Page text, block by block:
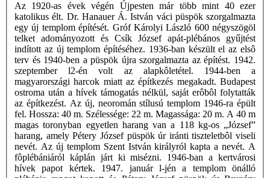
Az 1920-as évek végén Újpesten már több mint 40 ezer
katolikus élt. Dr. Hanauer Á. István váci püspök szorgalmazta
egy új templom építését. Gróf Károlyi László 600 négyszögöl
telket adományozott és Csík József apát-plébános gyűjtést
indított az új templom építéséhez. 1936-ban készült el az elsô
terv és 1940-ben a püspök újra szorgalmazta az építést. 1942.
szeptember l2-én volt az alapkôletétel. 1944-ben a
magyarországi harcok miatt az építkezés megakadt. Budapest
ostroma után a hívek támogatás nélkül, saját erôbôl folytatták
az építkezést. Az új, neoromán stílusú templom 1946-ra épült
fel. Hossza: 40 m. Szélessége: 22 m. Magassága: 20 m. A 40 m
magas toronyban egyetlen harang van a 118 kg-os „József”
harang, amely Pétery József püspök úr iránti tiszteletbôl viseli
nevét. Az új templom Szent István királyról kapta a nevét. A
fôplébániáról káplán járt ki misézni. 1946-ban a kertvárosi
hívek papot kértek. 1947. január l-jén a templom önálló